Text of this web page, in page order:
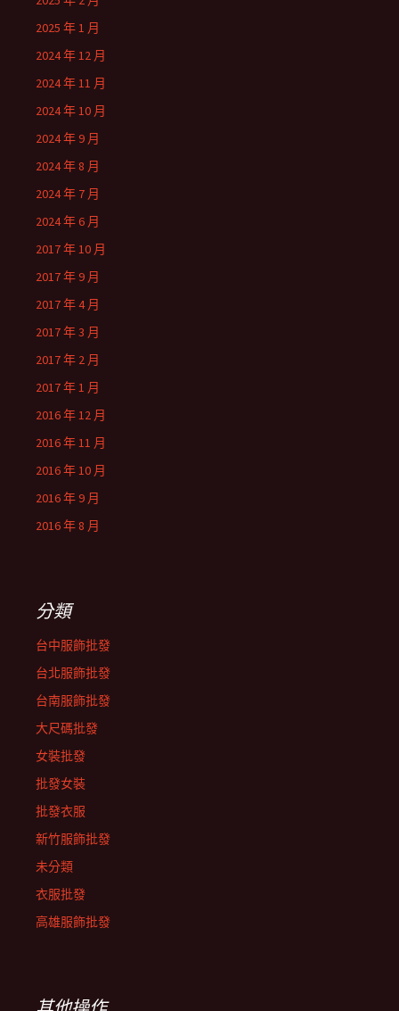
2025 年 1 月
2024 年 12 月
2024 年 11 月
2024 年 10 月
2024 年 9 月
2024 年 8 月
2024 年 7 月
2024 年 6 月
2017 年 10 月
2017 年 9 月
2017 年 4 月
2017 年 3 月
2017 年 2 月
2017 年 1 月
2016 年 12 月
2016 年 11 月
2016 年 10 月
2016 年 9 月
2016 年 8 月
分類
台中服飾批發
台北服飾批發
台南服飾批發
大尺碼批發
女裝批發
批發女裝
批發衣服
新竹服飾批發
未分類
衣服批發
高雄服飾批發